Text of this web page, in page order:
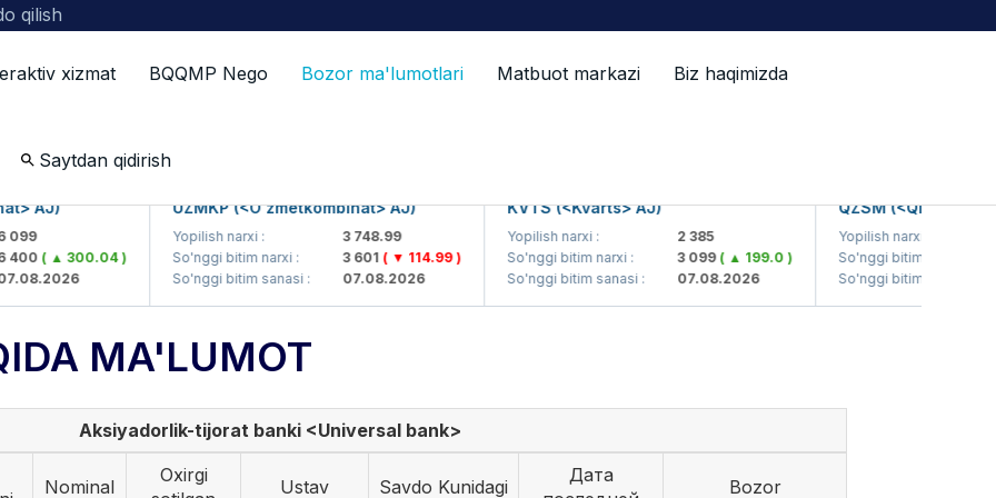
qilish
xizmat BQQMP Nego Bozor ma'lumotlari Matbuot markazi Biz haqimizda
Saytdan qidirish
AJ)
( ▲ 300.04 )
UZMKP (<O'zmetkombinat> AJ)
Yopilish narxi :
3 748.99
So'nggi bitim narxi :
3 601( ▼ 114.99 )
So'nggi bitim sanasi :
07.08.2026
KVTS (<Kvarts> AJ)
Yopilish narxi :
2 385
So'nggi bitim narxi :
3 099( ▲ 199.0 )
So'nggi bitim sanasi :
07.08.2026
QZSM
Yopilish narxi :
So'nggi bitim narxi :
So'nggi bitim sanasi :
MA'LUMOT
Aksiyadorlik-tijorat banki <Universal bank>
Nominal
Oxirgi
Ustav
Savdo Kunidagi
Дата
Bozor